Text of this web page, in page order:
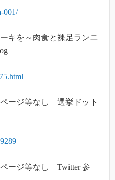
001/
キを～肉食と裸足ランニ
ージ等なし 選挙ドット
ージ等なし Twitter 参